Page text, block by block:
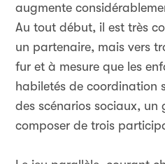
augmente
Au tout début, il est très
un partenaire, mais vers
fur et à mesure que les
habiletés de coordination
des scénarios sociaux, un
composer de trois